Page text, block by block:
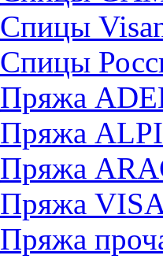
Спицы
Спицы
Пряжа
Пряжа
Пряжа
Пряжа
Пряжа